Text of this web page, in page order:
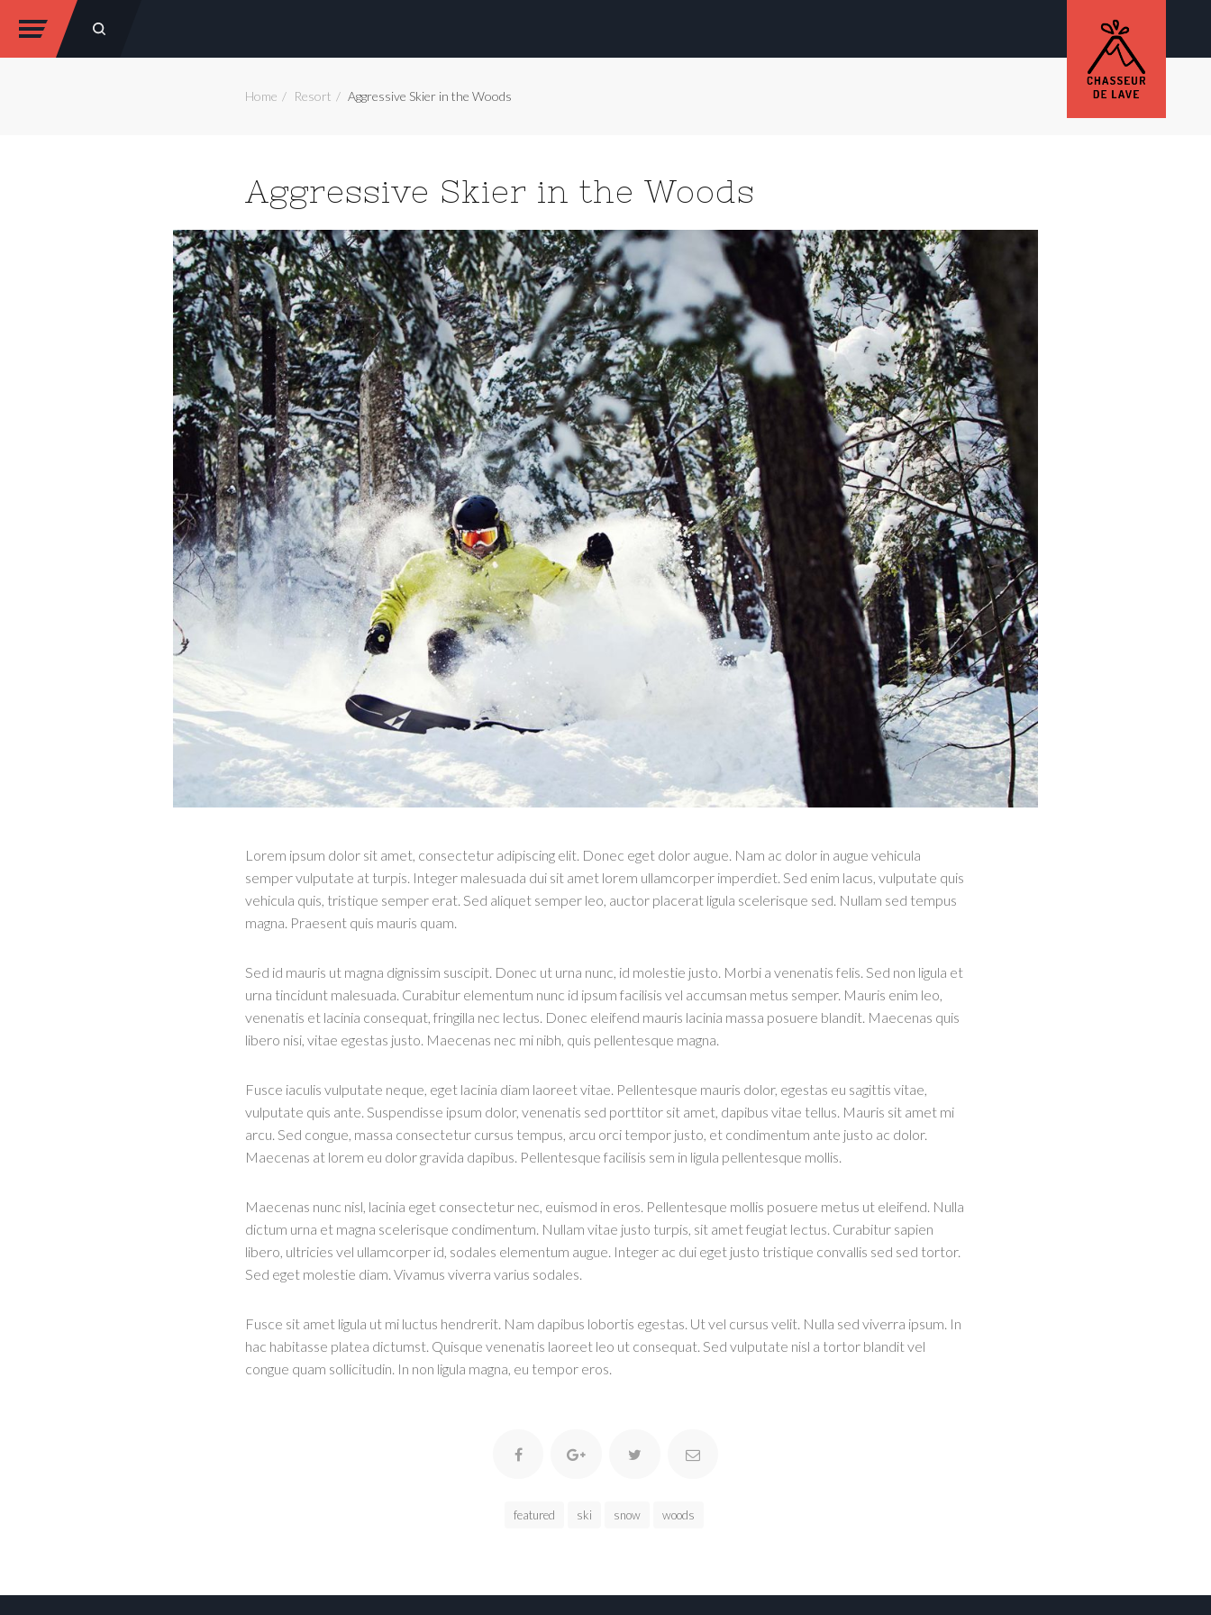
Home Resort Aggressive Skier in the Woods
Aggressive Skier in the Woods
Lorem ipsum dolor sit amet, consectetur adipiscing elit. Donec eget dolor augue. Nam ac dolor in augue vehicula
semper vulputate at turpis. Integer malesuada dui sit amet lorem ullamcorper imperdiet. Sed enim lacus, vulputate quis
vehicula quis, tristique semper erat. Sed aliquet semper leo, auctor placerat ligula scelerisque sed. Nullam sed tempus
magna. Praesent quis mauris quam.
Sed id mauris ut magna dignissim suscipit. Donec ut urna nunc, id molestie justo. Morbi a venenatis felis. Sed non ligula et
urna tincidunt malesuada. Curabitur elementum nunc id ipsum facilisis vel accumsan metus semper. Mauris enim leo,
venenatis et lacinia consequat, fringilla nec lectus. Donec eleifend mauris lacinia massa posuere blandit. Maecenas quis
libero nisi, vitae egestas justo. Maecenas nec mi nibh, quis pellentesque magna.
Fusce iaculis vulputate neque, eget lacinia diam laoreet vitae. Pellentesque mauris dolor, egestas eu sagittis vitae,
vulputate quis ante. Suspendisse ipsum dolor, venenatis sed porttitor sit amet, dapibus vitae tellus. Mauris sit amet mi
arcu. Sed congue, massa consectetur cursus tempus, arcu orci tempor justo, et condimentum ante justo ac dolor.
Maecenas at lorem eu dolor gravida dapibus. Pellentesque facilisis sem in ligula pellentesque mollis.
Maecenas nunc nisl, lacinia eget consectetur nec, euismod in eros. Pellentesque mollis posuere metus ut eleifend. Nulla
dictum urna et magna scelerisque condimentum. Nullam vitae justo turpis, sit amet feugiat lectus. Curabitur sapien
libero, ultricies vel ullamcorper id, sodales elementum augue. Integer ac dui eget justo tristique convallis sed sed tortor.
Sed eget molestie diam. Vivamus viverra varius sodales.
Fusce sit amet ligula ut mi luctus hendrerit. Nam dapibus lobortis egestas. Ut vel cursus velit. Nulla sed viverra ipsum. In
hac habitasse platea dictumst. Quisque venenatis laoreet leo ut consequat. Sed vulputate nisl a tortor blandit vel
congue quam sollicitudin. In non ligula magna, eu tempor eros.
featured ski snow woods